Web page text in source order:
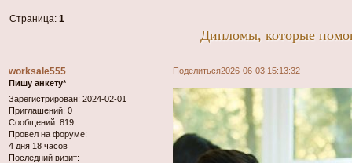
Дипломы, которые
Страница:1
Поделиться2026-06-03 15:13:32
worksale555
Пишу анкету*
Зарегистрирован: 2024-02-01
Приглашений: 0
Сообщений: 819
Провел на форуме:
4 дня 18 часов
Последний визит: